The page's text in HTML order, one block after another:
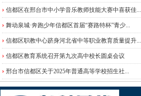
信都区在邢台市中小学音乐教师技能大赛中喜获佳...
舞动泉城·奔跑少年信都区首届“赛路特杯”青少...
信都区职教中心跻身河北省中等职业教育质量提升...
信都区教育系统召开第九次高中校长圆桌会议
邢台市信都区关于2025年普通高等学校招生社...